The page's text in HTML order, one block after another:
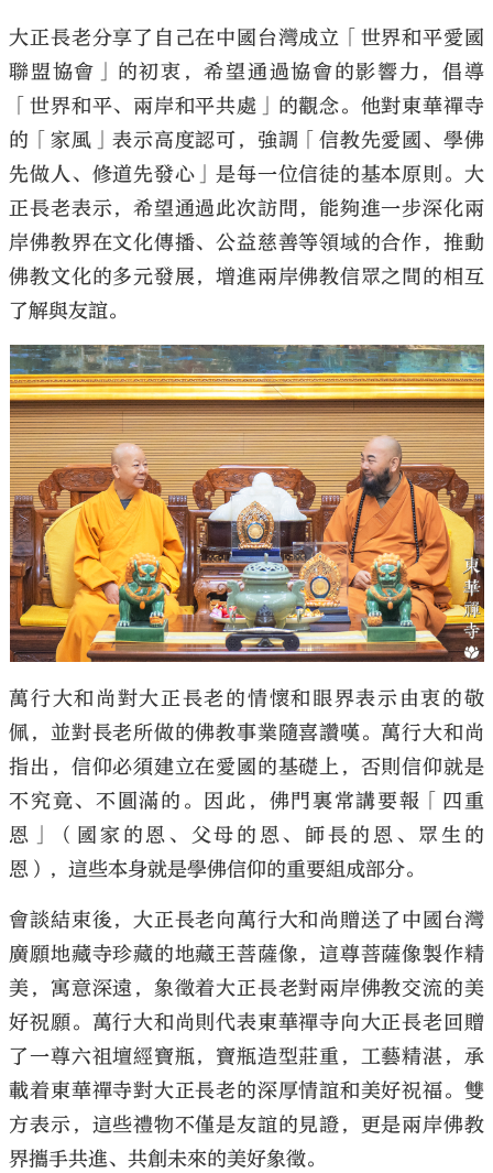
大正長老分享了自己在中國台灣成立「世界和平愛國
聯盟協會」的初衷，希望通過協會的影響力，倡導
「世界和平、兩岸和平共處」的觀念。他對東華禪寺
的「家風」表示高度認可，強調「信教先愛國、學佛
先做人、修道先發心」是每一位信徒的基本原則。大
正長老表示，希望通過此次訪問，能夠進一步深化兩
岸佛教界在文化傳播、公益慈善等領域的合作，推動
佛教文化的多元發展，增進兩岸佛教信眾之間的相互
了解與友誼。
萬行大和尚對大正長老的情懷和眼界表示由衷的敬
佩，並對長老所做的佛教事業隨喜讚嘆。萬行大和尚
指出，信仰必須建立在愛國的基礎上，否則信仰就是
不究竟、不圓滿的。因此，佛門裏常講要報「四重
恩」（國家的恩、父母的恩、師長的恩、眾生的
恩），這些本身就是學佛信仰的重要組成部分。
會談結束後，大正長老向萬行大和尚贈送了中國台灣
廣願地藏寺珍藏的地藏王菩薩像，這尊菩薩像製作精
美，寓意深遠，象徵着大正長老對兩岸佛教交流的美
好祝願。萬行大和尚則代表東華禪寺向大正長老回贈
了一尊六祖壇經寶瓶，寶瓶造型莊重，工藝精湛，承
載着東華禪寺對大正長老的深厚情誼和美好祝福。雙
方表示，這些禮物不僅是友誼的見證，更是兩岸佛教
界攜手共進、共創未來的美好象徵。